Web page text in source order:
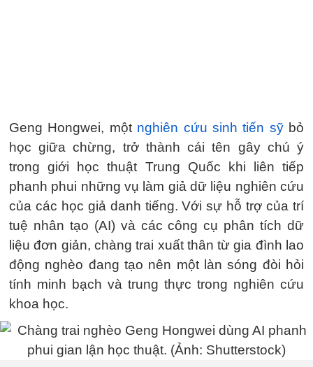
Geng Hongwei, một nghiên cứu sinh tiến sỹbỏ
học giữa chừng, trở thành cái tên gây chú ý
trong giới học thuật Trung Quốc khi liên tiếp
phanh phui những vụ làm giả dữ liệu nghiên cứu
của các học giả danh tiếng. Với sự hỗ trợ của trí
tuệ nhân tạo (AI) và các công cụ phân tích dữ
liệu đơn giản, chàng trai xuất thân từ gia đình lao
động nghèo đang tạo nên một làn sóng đòi hỏi
tính minh bạch và trung thực trong nghiên cứu
khoa học.